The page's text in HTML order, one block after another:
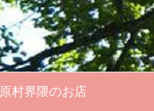
原村界隈のお店